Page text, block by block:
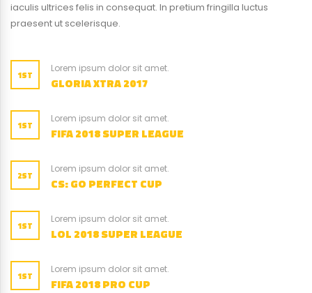
iaculis ultrices felis in consequat. In pretium fringilla luctus
praesent ut scelerisque.
1ST
Lorem ipsum dolor sit amet.
GLORIA XTRA 2017
1ST
Lorem ipsum dolor sit amet.
FIFA 2018 SUPER LEAGUE
2ST
Lorem ipsum dolor sit amet.
CS: GO PERFECT CUP
1ST
Lorem ipsum dolor sit amet.
LOL 2018 SUPER LEAGUE
1ST
Lorem ipsum dolor sit amet.
FIFA 2018 PRO CUP